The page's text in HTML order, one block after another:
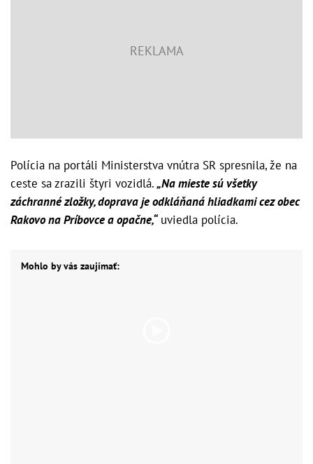
Polícia na portáli Ministerstva vnútra SR spresnila, že na
ceste sa zrazili štyri vozidlá.„Na mieste sú všetky
záchranné zložky, doprava je odkláňaná hliadkami cez obec
Rakovo na Príbovce a opačne,“uviedla polícia.
Mohlo by vás zaujímať: